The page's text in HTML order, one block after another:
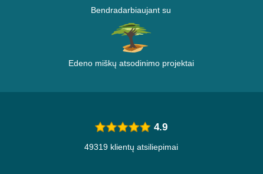
Bendradarbiaujant su
Edeno miškų atsodinimo projektai
4.9
49319 klientų atsiliepimai